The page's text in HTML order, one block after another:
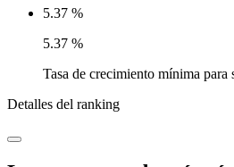
5.37 %
5.37 %
Tasa de crecimiento mínima para
Detalles del ranking